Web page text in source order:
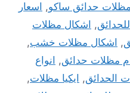
مظلات حدائق ساكو, اسعار
, اشكال مظلات
, اشكال مظلات خشب,
مظلات حدائق, انواع
الحدائق, ايكيا مظلات,